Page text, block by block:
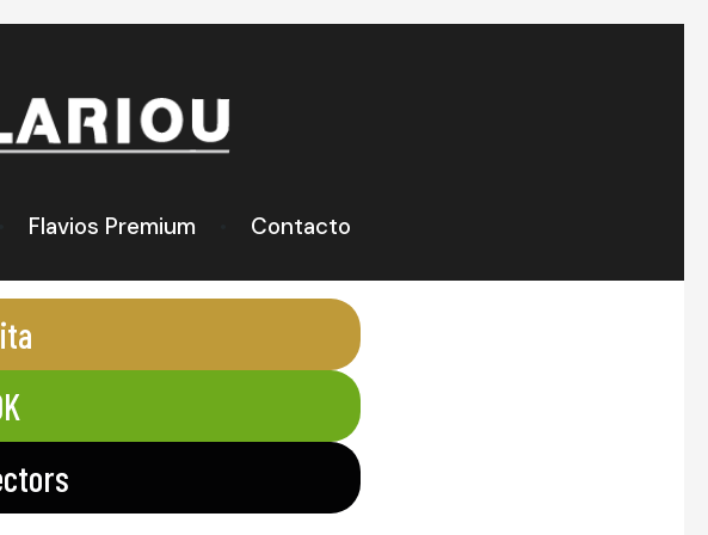
Flavios Premium Contacto